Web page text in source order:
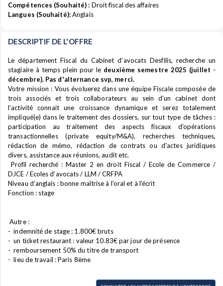
Compétences (Souhaité) : Droit fiscal des affaires
Langues (Souhaité):Anglais
DESCRIPTIF DE L'OFFRE
Le département Fiscal du Cabinet d’avocats Desfilis, recherche un
stagiaire à temps plein pour le deuxième semestre 2025 (juillet -
décembre). Pas d'alternance svp, merci.
Votre mission : Vous évoluerez dans une équipe Fiscale composée de
trois associés et trois collaborateurs au sein d’un cabinet dont
l’activité connait une croissance dynamique et serez totalement
impliqué(e) dans le traitement des dossiers, sur tout type de tâches :
participation au traitement des aspects fiscaux d’opérations
transactionnelles (private equity/M&A), recherches techniques,
rédaction de mémo, rédaction de contrats ou d'actes juridiques
divers, assistance aux réunions, audit etc.
Profil recherché : Master 2 en droit Fiscal / Ecole de Commerce /
DJCE / Ecoles d'avocats / LLM / CRFPA
Niveau d’anglais : bonne maîtrise à l’oral et à l'écrit
Fonction : stage
Autre :
- indemnité de stage : 1.800€ bruts
- un ticket restaurant : valeur 10.83€ par jour de présence
- remboursement 50% du titre de transport
- lieu de travail : Paris 8ème